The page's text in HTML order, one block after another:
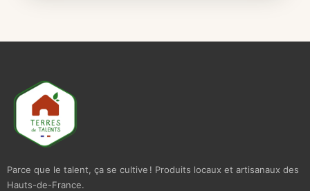
Parce que le talent, ça se cultive ! Produits locaux et artisanaux des
Hauts-de-France.